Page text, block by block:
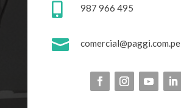
 987 966 495
 comercial@paggi.com.pe